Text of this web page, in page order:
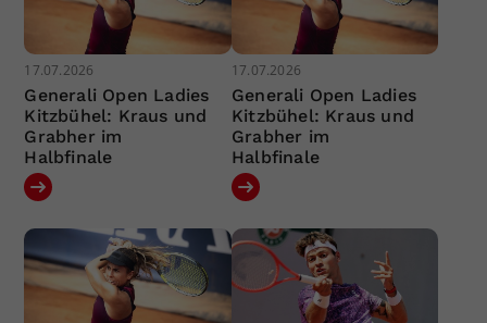
17.07.2026
Generali Open Ladies
Kitzbühel: Kraus und
Grabher im
Halbfinale
17.07.2026
Generali Open Ladies
Kitzbühel: Kraus und
Grabher im
Halbfinale